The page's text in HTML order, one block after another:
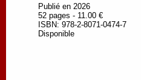
Publié en 2026
52 pages - 11.00 €
ISBN: 978-2-8071-0474-7
Disponible